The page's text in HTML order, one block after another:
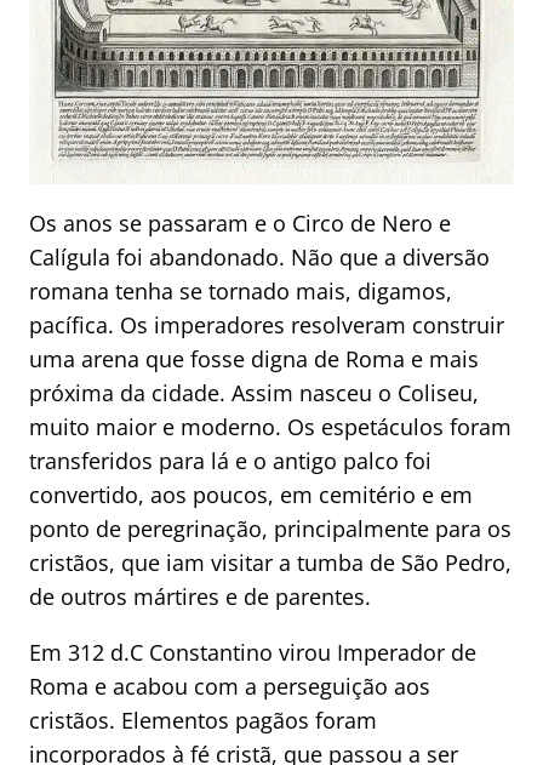
Os anos se passaram e o Circo de Nero e
Calígula foi abandonado. Não que a diversão
romana tenha se tornado mais, digamos,
pacífica. Os imperadores resolveram construir
uma arena que fosse digna de Roma e mais
próxima da cidade. Assim nasceu o Coliseu,
muito maior e moderno. Os espetáculos foram
transferidos para lá e o antigo palco foi
convertido, aos poucos, em cemitério e em
ponto de peregrinação, principalmente para os
cristãos, que iam visitar a tumba de São Pedro,
de outros mártires e de parentes.
Em 312 d.C Constantino virou Imperador de
Roma e acabou com a perseguição aos
cristãos. Elementos pagãos foram
incorporados à fé cristã, que passou a ser